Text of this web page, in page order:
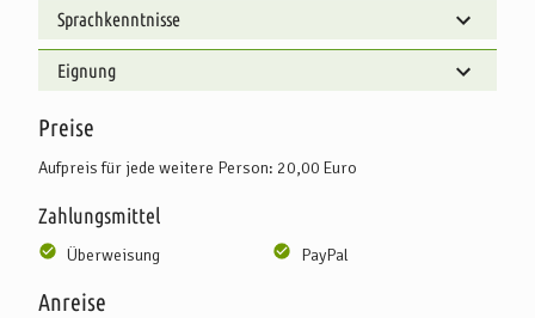
Sprachkenntnisse
Eignung
Preise
Aufpreis für jede weitere Person: 20,00 Euro
Zahlungsmittel
Überweisung PayPal
Anreise